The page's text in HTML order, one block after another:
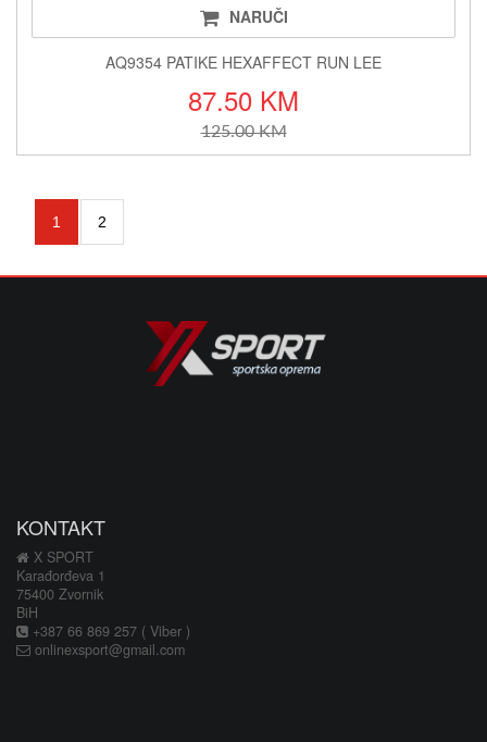
NARUČI
AQ9354 PATIKE HEXAFFECT RUN LEE
87.50 KM
125.00 KM
1 2
KONTAKT
X SPORT
Karađorđeva 1
75400 Zvornik
BiH
+387 66 869 257 ( Viber )
onlinexsport@gmail.com